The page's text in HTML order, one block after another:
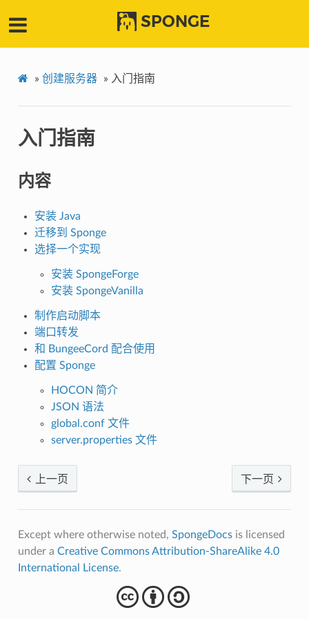
SPONGE
» 创建服务器 » 入门指南
入门指南
内容
安装 Java
迁移到 Sponge
选择一个实现
安装 SpongeForge
安装 SpongeVanilla
制作启动脚本
端口转发
和 BungeeCord 配合使用
配置 Sponge
HOCON 简介
JSON 语法
global.conf 文件
server.properties 文件
下一页
上一页
Except where otherwise noted, SpongeDocsis licensed
under a Creative Commons Attribution-ShareAlike 4.0
International License.
cba